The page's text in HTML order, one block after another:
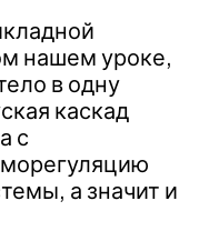
нашем уроке,
в одну
каскад
с
а значит и